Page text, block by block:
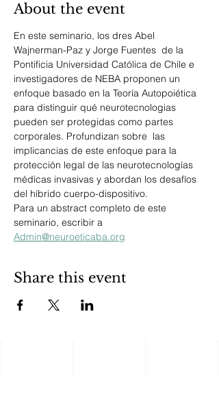
About the event
En este seminario, los dres Abel
Wajnerman-Paz y Jorge Fuentes  de la
Pontificia Universidad Católica de Chile e
investigadores de NEBA proponen un
enfoque basado en la Teoría Autopoiética
para distinguir qué neurotecnologias
pueden ser protegidas como partes
corporales. Profundizan sobre  las
implicancias de este enfoque para la
protección legal de las neurotecnologías
médicas invasivas y abordan los desafíos
del híbrido cuerpo-dispositivo.
Para un abstract completo de este
seminario, escribir a
Admin@neuroeticaba.org
Share this event